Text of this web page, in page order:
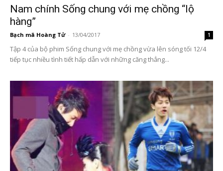
Nam chính Sống chung với mẹ chồng “lộ
hàng”
Bạch mã Hoàng Tử - 13/04/2017 1
Tập 4 của bộ phim Sống chung với mẹ chồng vừa lên sóng tối 12/4
tiếp tục nhiều tình tiết hấp dẫn với những căng thẳng...